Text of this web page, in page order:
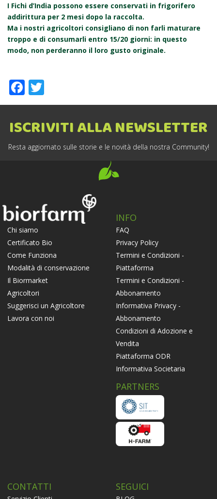
I Fichi d’India possono essere conservati in frigorifero
addirittura per 2 mesi dopo la raccolta.
Ma i nostri agricoltori consigliano di non farli maturare
troppo e di consumarli entro 15/20 giorni: in questo
modo, non perderanno il loro gusto originale.
Facebook
ISCRIVITI ALLA NEWSLETTER
Resta aggiornato sulle storie e le novità della nostra Community!
Chi siamo
Certificato Bio
Come Funziona
Modalità di conservazione
Il Biormarket
Agricoltori
Suggerisci un Agricoltore
Lavora con noi
INFO
FAQ
Privacy Policy
Termini e Condizioni -
Piattaforma
Termini e Condizioni -
Abbonamento
Informativa Privacy -
Abbonamento
Condizioni di Adozione e
Vendita
Piattaforma ODR
Informativa Societaria
PARTNERS
CONTATTI SEGUICI